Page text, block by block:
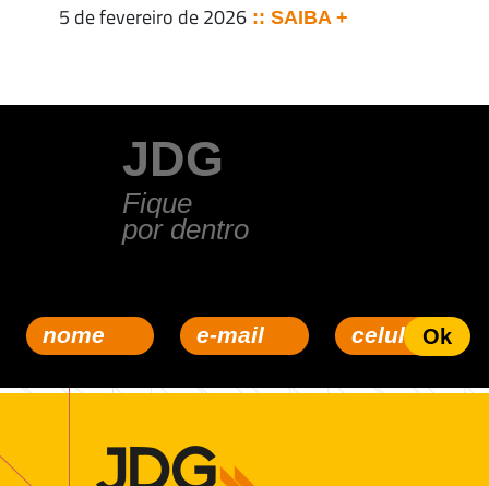
5 de fevereiro de 2026 :: SAIBA +
JDG
Fique
por dentro